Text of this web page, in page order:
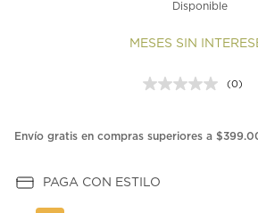
Disponible
MESES SIN
Sin
en
(0)
Envío gratis en compras superiores a
PAGA CON ESTILO